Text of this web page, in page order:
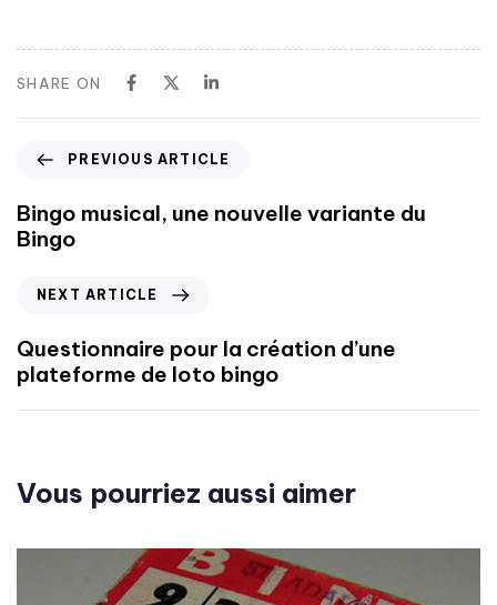
SHARE ON
PREVIOUS ARTICLE
Bingo musical, une nouvelle variante du
Bingo
NEXT ARTICLE
Questionnaire pour la création d’une
plateforme de loto bingo
Vous pourriez aussi aimer